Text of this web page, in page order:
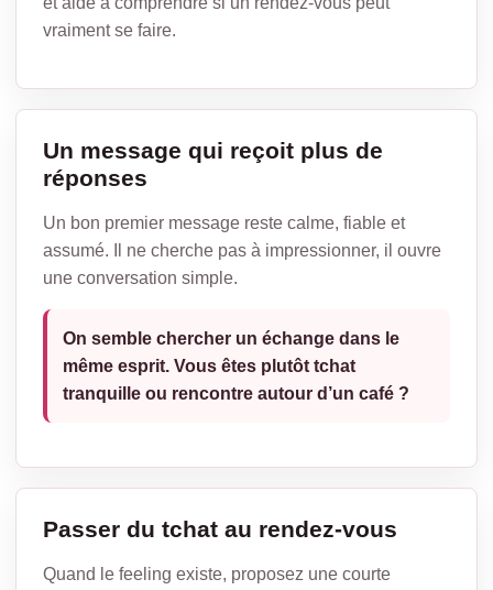
vraiment se faire.
Un message qui reçoit plus de
réponses
Un bon premier message reste calme, fiable et
assumé. Il ne cherche pas à impressionner, il ouvre
une conversation simple.
On semble chercher un échange dans le
même esprit. Vous êtes plutôt tchat
tranquille ou rencontre autour d’un café ?
Passer du tchat au rendez-vous
Quand le feeling existe, proposez une courte